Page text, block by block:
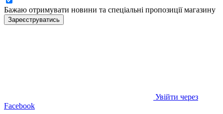
Бажаю отримувати новини та спеціальні пропозиціїмагазину
Зареєструватись
Увійти через
Facebook